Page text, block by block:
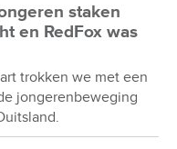
staken
en RedFox was
trokken we met een
jongerenbeweging